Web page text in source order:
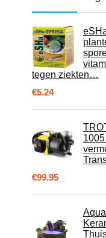
tegen ziekten…
€5.24
€99.95